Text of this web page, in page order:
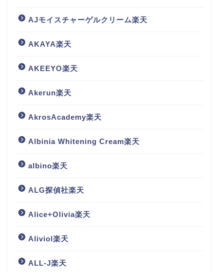
AJモイスチャーゲルクリーム楽天
AKAYA楽天
AKEEYO楽天
Akerun楽天
AkrosAcademy楽天
Albinia Whitening Cream楽天
albino楽天
ALG探偵社楽天
Alice+Olivia楽天
Aliviol楽天
ALL-J楽天